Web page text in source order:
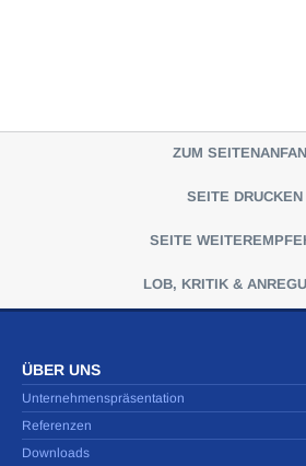
ZUM
SEITE DRUCKEN
SEITE
LOB, KRITIK &
ÜBER UNS
Unternehmenspräsentation
Referenzen
Downloads